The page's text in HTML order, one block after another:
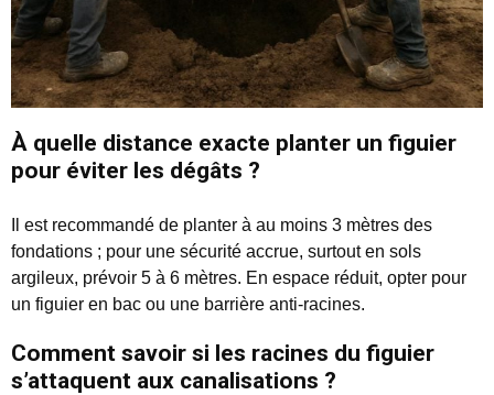
À quelle distance exacte planter un figuier
pour éviter les dégâts ?
Il est recommandé de planter à au moins 3 mètres des
fondations ; pour une sécurité accrue, surtout en sols
argileux, prévoir 5 à 6 mètres. En espace réduit, opter pour
un figuier en bac ou une barrière anti-racines.
Comment savoir si les racines du figuier
s’attaquent aux canalisations ?